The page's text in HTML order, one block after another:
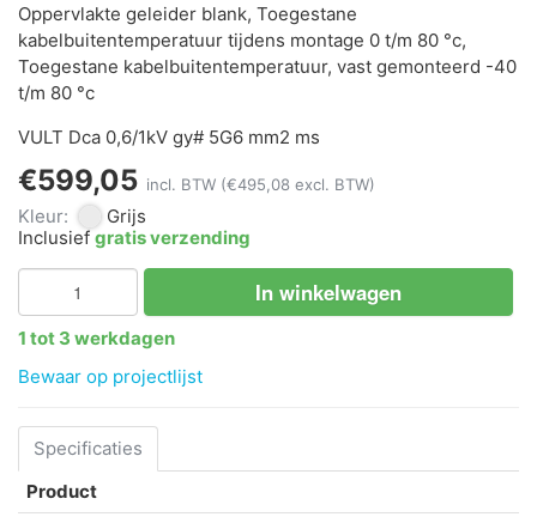
Oppervlakte geleider blank, Toegestane
kabelbuitentemperatuur tijdens montage 0 t/m 80 °c,
Toegestane kabelbuitentemperatuur, vast gemonteerd -40
t/m 80 °c
VULT Dca 0,6/1kV gy# 5G6 mm2 ms
€599,05 incl. BTW (€495,08 excl. BTW)
Kleur:
Grijs
Inclusief gratis verzending
In winkelwagen
1 tot 3 werkdagen
Bewaar op projectlijst
Specificaties
Product